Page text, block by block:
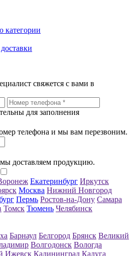
категории
свяжется с вами в
для заполнения
телефона и мы вам перезвоним.
доставляем продукцию.
Екатеринбург Иркутск
Москва Нижний Новгород
Пермь Ростов-на-Дону Самара
Томск Тюмень Челябинск
Барнаул Белгород Брянск Великий
Волгодонск Вологда
Ижевск Калининград Калуга